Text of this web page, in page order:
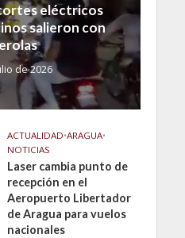
eléctricos
salieron con
de 2026
ACTUALIDAD•ARAGUA•
NOTICIAS
Laser cambia punto de
recepción en el
Aeropuerto Libertador
de Aragua para vuelos
nacionales